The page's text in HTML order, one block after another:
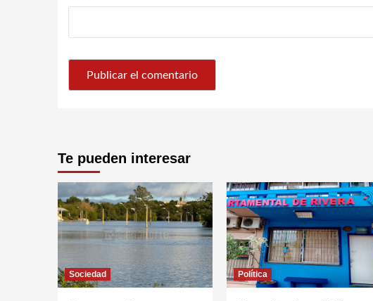
Te pueden interesar
Sociedad Política